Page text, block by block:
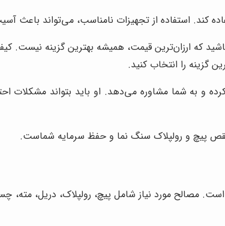
کند. استفاده از تجهیزات نامناسب، می‌تواند
که ارزان‌ترین قیمت، همیشه بهترین گزینه نیست.
گزینه را انتخاب کنید.
به شما مشاوره می‌دهد. او باید بتواند مشکلات
پیچ و رولپلاک سنگ نما و حفظ سرمایه شماست.
مصالح مورد نیاز شامل پیچ، رولپلاک، دریل، مته،